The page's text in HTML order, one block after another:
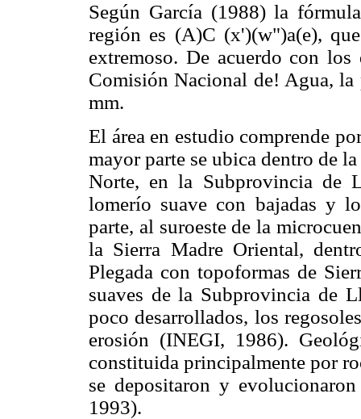
Según García (1988) la
región es (A)C (x')(w")a(e),
extremoso. De acuerdo con
Comisión Nacional de! Agua,
mm.
El área en estudio comprende
mayor parte se ubica dentro de
Norte, en la Subprovincia de
lomerío suave con bajadas y
parte, al suroeste de la
la Sierra Madre Oriental,
Plegada con topoformas de
suaves de la Subprovincia de
poco desarrollados, los
erosión (INEGI, 1986).
constituida principalmente por
se depositaron y
1993).